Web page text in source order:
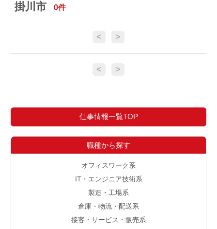
掛川市 0件
< >
< >
仕事情報一覧TOP
職種から探す
オフィスワーク系
IT・エンジニア技術系
製造・工場系
倉庫・物流・配送系
接客・サービス・販売系